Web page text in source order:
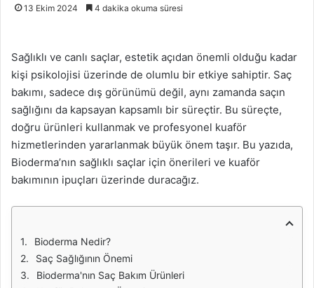
13 Ekim 2024 4 dakika okuma süresi
Sağlıklı ve canlı saçlar, estetik açıdan önemli olduğu kadar
kişi psikolojisi üzerinde de olumlu bir etkiye sahiptir. Saç
bakımı, sadece dış görünümü değil, aynı zamanda saçın
sağlığını da kapsayan kapsamlı bir süreçtir. Bu süreçte,
doğru ürünleri kullanmak ve profesyonel kuaför
hizmetlerinden yararlanmak büyük önem taşır. Bu yazıda,
Bioderma’nın sağlıklı saçlar için önerileri ve kuaför
bakımının ipuçları üzerinde duracağız.
Bioderma Nedir?
Saç Sağlığının Önemi
Bioderma'nın Saç Bakım Ürünleri